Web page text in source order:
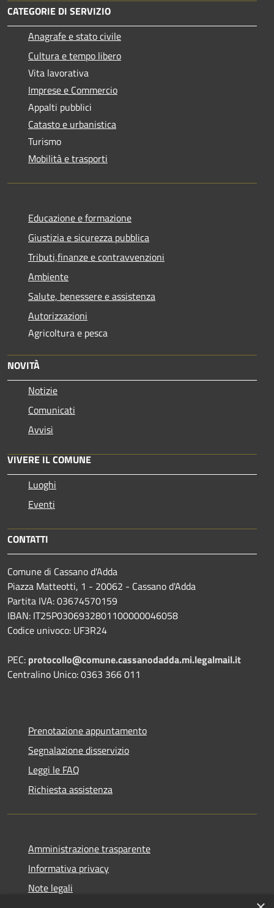
CATEGORIE DI SERVIZIO
Anagrafe e stato civile
Cultura e tempo libero
Vita lavorativa
Imprese e Commercio
Appalti pubblici
Catasto e urbanistica
Turismo
Mobilità e trasporti
Educazione e formazione
Giustizia e sicurezza pubblica
Tributi,finanze e contravvenzioni
Ambiente
Salute, benessere e assistenza
Autorizzazioni
Agricoltura e pesca
NOVITÀ
Notizie
Comunicati
Avvisi
VIVERE IL COMUNE
Luoghi
Eventi
CONTATTI
Comune di Cassano d'Adda
Piazza Matteotti, 1 - 20062 - Cassano d'Adda
Partita IVA: 03674570159
IBAN: IT25P0306932801100000046058
Codice univoco: UF3R24
PEC: protocollo@comune.cassanodadda.mi.legalmail.it
Centralino Unico: 0363 366 011
Prenotazione appuntamento
Segnalazione disservizio
Leggi le FAQ
Richiesta assistenza
Amministrazione trasparente
Informativa privacy
Note legali